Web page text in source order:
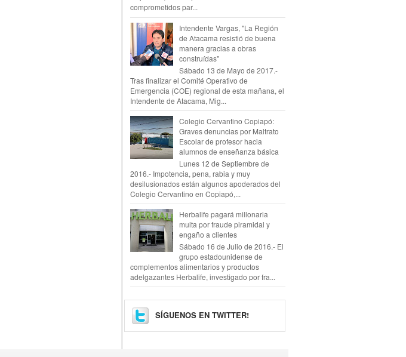
comprometidos par...
Intendente Vargas, "La Región
de Atacama resistió de buena
manera gracias a obras
construídas"
Sábado 13 de Mayo de 2017.-
Tras finalizar el Comité Operativo de
Emergencia (COE) regional de esta mañana, el
Intendente de Atacama, Mig...
Colegio Cervantino Copiapó:
Graves denuncias por Maltrato
Escolar de profesor hacia
alumnos de enseñanza básica
Lunes 12 de Septiembre de
2016.- Impotencia, pena, rabia y muy
desilusionados están algunos apoderados del
Colegio Cervantino en Copiapó,...
Herbalife pagará millonaria
multa por fraude piramidal y
engaño a clientes
Sábado 16 de Julio de 2016.- El
grupo estadounidense de
complementos alimentarios y productos
adelgazantes Herbalife, investigado por fra...
SÍGUENOS EN TWITTER!